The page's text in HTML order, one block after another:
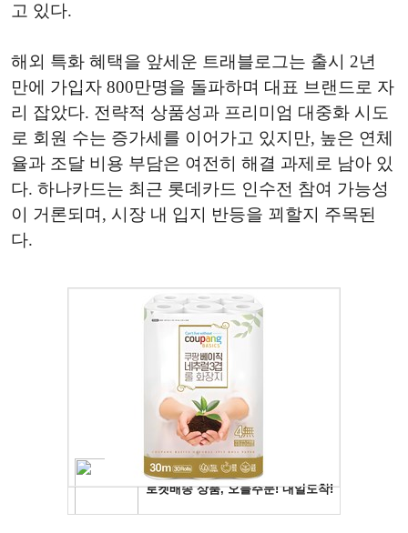
고 있다.
해외 특화 혜택을 앞세운 트래블로그는 출시 2년
만에 가입자 800만명을 돌파하며 대표 브랜드로 자
리 잡았다. 전략적 상품성과 프리미엄 대중화 시도
로 회원 수는 증가세를 이어가고 있지만, 높은 연체
율과 조달 비용 부담은 여전히 해결 과제로 남아 있
다. 하나카드는 최근 롯데카드 인수전 참여 가능성
이 거론되며, 시장 내 입지 반등을 꾀할지 주목된
다.